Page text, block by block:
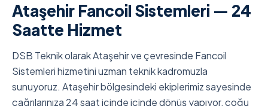
Ataşehir Fancoil Sistemleri — 24
Saatte Hizmet
DSB Teknik olarak Ataşehir ve çevresinde Fancoil
Sistemleri hizmetini uzman teknik kadromuzla
sunuyoruz. Ataşehir bölgesindeki ekiplerimiz sayesinde
çağrılarınıza 24 saat içinde içinde dönüş yapıyor, çoğu